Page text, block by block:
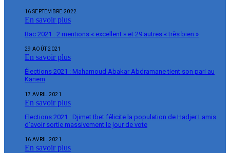
16 SEPTEMBRE 2022
En savoir plus
Bac 2021 : 2 mentions « excellent » et 29 autres « très bien »
29 AOÛT 2021
En savoir plus
Élections 2021 : Mahamoud Abakar Abdramane tient son pari au
Kanem
17 AVRIL 2021
En savoir plus
Elections 2021 : Djimet Ibet félicite la population de Hadjer Lamis
d’avoir sortie massivement le jour de vote
16 AVRIL 2021
En savoir plus